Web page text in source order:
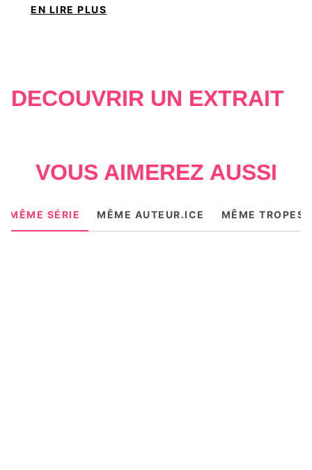
je crois qu’il m’a aimée, aussi.
EN LIRE PLUS
DÉCOUVRIR UN EXTRAIT
VOUS AIMEREZ AUSSI
MÊME SÉRIE MÊME AUTEUR.ICE MÊME TROPES